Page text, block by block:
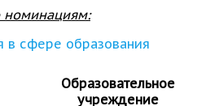
номинациям:
в сфере образования
Образовательное
учреждение